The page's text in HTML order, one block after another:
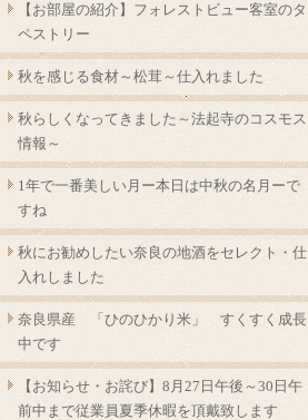
【お部屋の紹介】フォレストビュー客室のタ
ペストリー
秋を感じる食材～松茸～仕入れました
秋らしくなってきました～法起寺のコスモス
情報～
1年で一番美しい月ー本日は中秋の名月ーで
すね
秋にお勧めしたい奈良の地酒をセレクト・仕
入れしました
奈良県産 「ひのひかり米」 すくすく成長
中です
【お知らせ・お詫び】8月27日午後～30日午
前中まで従業員夏季休暇を頂戴致します